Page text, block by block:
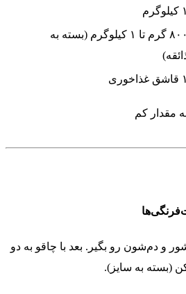
۱ کیلوگرم
۸۰۰ گرم تا ۱ کیلوگرم (بسته به
۱ قاشق غذاخوری
مقدار کم
و دم‌شون رو بگیر. بعد با چاقو به دو
(بسته به سایز).